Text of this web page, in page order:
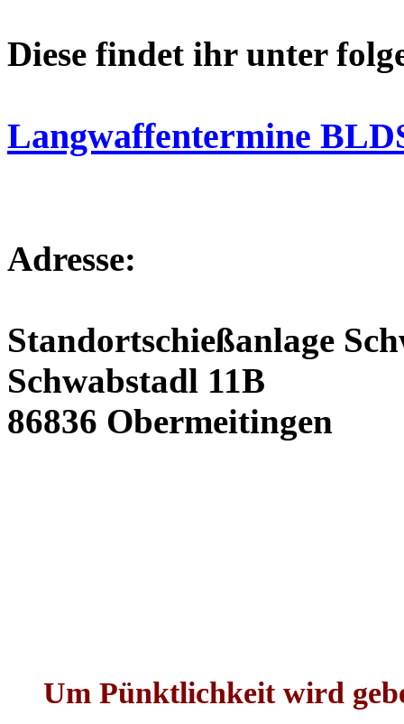
Diese findet ihr unter
Langwaffentermine
Adresse:
Standortschießanlage
Schwabstadl 11B
86836 Obermeitingen
Um Pünktlichkeit wird